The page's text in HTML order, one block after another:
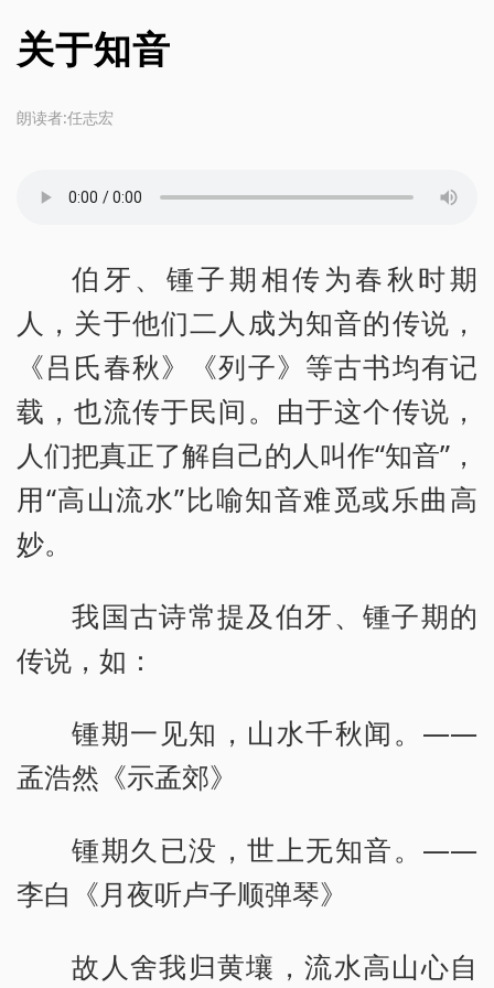
关于知音
朗读者:任志宏
伯牙、锺子期相传为春秋时期
人，关于他们二人成为知音的传说，
《吕氏春秋》《列子》等古书均有记
载，也流传于民间。由于这个传说，
人们把真正了解自己的人叫作“知音”，
用“高山流水”比喻知音难觅或乐曲高
妙。
我国古诗常提及伯牙、锺子期的
传说，如：
锺期一见知，山水千秋闻。——
孟浩然《示孟郊》
锺期久已没，世上无知音。——
李白《月夜听卢子顺弹琴》
故人舍我归黄壤，流水高山心自